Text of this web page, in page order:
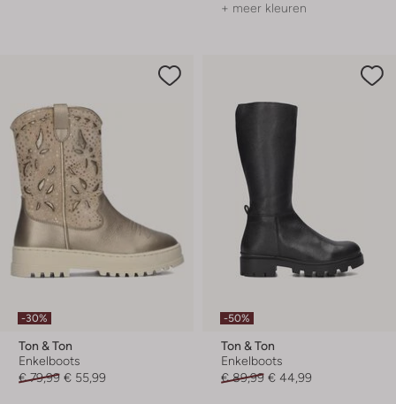
+ meer kleuren
-30%
Ton & Ton
Enkelboots
€ 79,99 € 55,99
-50%
Ton & Ton
Enkelboots
€ 89,99 € 44,99